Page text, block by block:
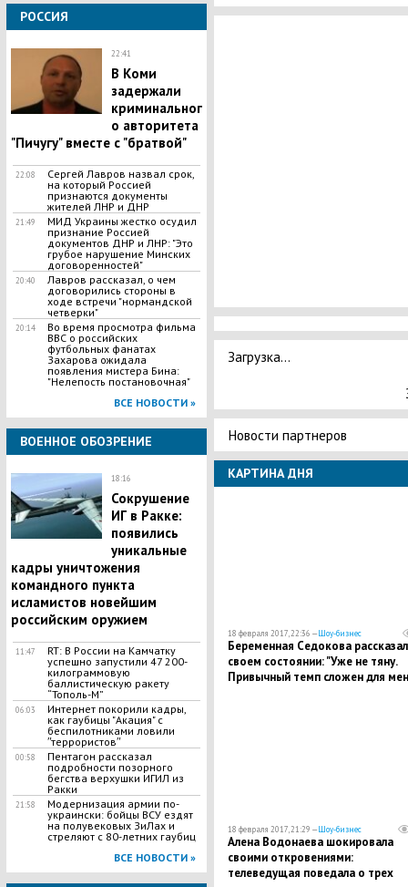
РОССИЯ
22:41
В Коми
задержали
криминальног
о авторитета
"Пичугу" вместе с "братвой"
22:08
Сергей Лавров назвал срок,
на который Россией
признаются документы
жителей ЛНР и ДНР
21:49
​МИД Украины жестко осудил
признание Россией
документов ДНР и ЛНР: "Это
грубое нарушение Минских
договоренностей"
20:40
Лавров рассказал, о чем
договорились стороны в
ходе встречи "нормандской
четверки"
20:14
​Во время просмотра фильма
ВВС о российских
футбольных фанатах
Захарова ожидала
появления мистера Бина:
"Нелепость постановочная"
ВСЕ НОВОСТИ »
ВОЕННОЕ ОБОЗРЕНИЕ
18:16
Сокрушение
ИГ в Ракке:
появились
уникальные
кадры уничтожения
командного пункта
исламистов новейшим
российским оружием
11:47
RT: В России на Камчатку
успешно запустили 47 200-
килограммовую
баллистическую ракету
“Тополь-М”
06:03
Интернет покорили кадры,
как гаубицы "Акация" с
беспилотниками ловили
ʺтеррористовʺ
00:58
Пентагон рассказал
подробности позорного
бегства верхушки ИГИЛ из
Ракки
21:58
Модернизация армии по-
украински: бойцы ВСУ ездят
на полувековых ЗиЛах и
стреляют с 80-летних гаубиц
ВСЕ НОВОСТИ »
Загрузка...
Новости партнеров
КАРТИНА ДНЯ
18 февраля 2017, 22:36 —Шоу-бизнес
Беременная Седокова
своем состоянии: "Уже не тяну.
Привычный темп сложен для
18 февраля 2017, 21:29 —Шоу-бизнес
Алена Водонаева шокировала
своими откровениями:
телеведущая поведала о трех